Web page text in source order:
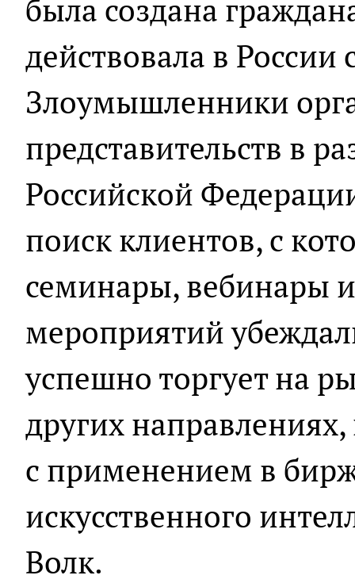
была создана
действовала в России
Злоумышленники
представительств в
Российской
поиск клиентов, с
семинары, вебинары
мероприятий
успешно торгует на
других
с применением в
искусственного
Волк.